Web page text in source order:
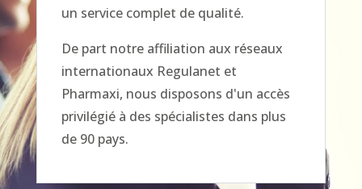
un service complet de qualité.
De part notre affiliation aux réseaux
internationaux Regulanet et
Pharmaxi, nous disposons d'un accès
privilégié à des spécialistes dans plus
de 90 pays.